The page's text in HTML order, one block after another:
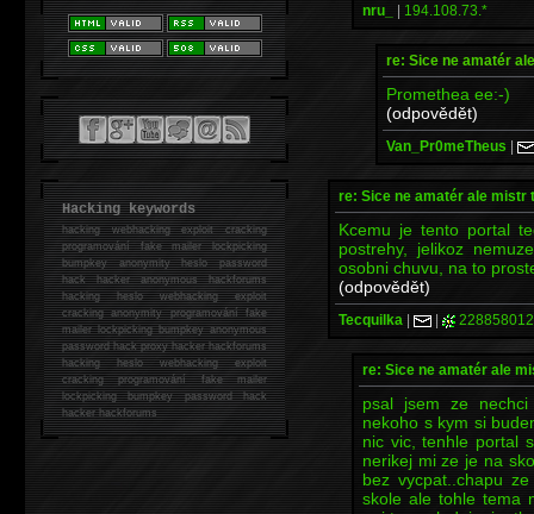
nru_ | 194.108.73.*
re: Sice ne amatér
Promethea ee:-)
(odpovědět)
Van_Pr0meTheus |
re: Sice ne amatér ale mistr
Kcemu je tento portal
postrehy, jelikoz
osobni chuvu, na to
(odpovědět)
Tecquilka | | 228858012
re: Sice ne amatér ale
psal jsem ze
nekoho s kym si
nic vic, tenhle portal
nerikej mi ze je na
bez vycpat..chapu
skole ale tohle tema
Hacking keywords
hackingwebhacking exploit cracking
programování fake mailer lockpicking
bumpkey anonymity heslo password
hackhacker anonymous hackforums
hackingheslo webhacking exploit
cracking anonymity programování fake
mailer lockpicking bumpkey anonymous
password hack proxy hacker hackforums
hacking heslo webhacking exploit
cracking programování fake mailer
lockpicking bumpkey password hack
hackerhackforums